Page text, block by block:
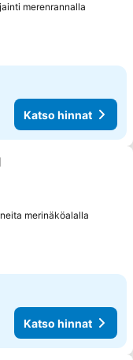
merenrannalla
Katso hinnat
merinäköalalla
Katso hinnat